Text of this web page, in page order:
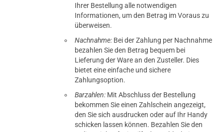
Ihrer Bestellung alle notwendigen
Informationen, um den Betrag im Voraus zu
überweisen.
Nachnahme: Bei der Zahlung per Nachnahme
bezahlen Sie den Betrag bequem bei
Lieferung der Ware an den Zusteller. Dies
bietet eine einfache und sichere
Zahlungsoption.
Barzahlen: Mit Abschluss der Bestellung
bekommen Sie einen Zahlschein angezeigt,
den Sie sich ausdrucken oder auf Ihr Handy
schicken lassen können. Bezahlen Sie den